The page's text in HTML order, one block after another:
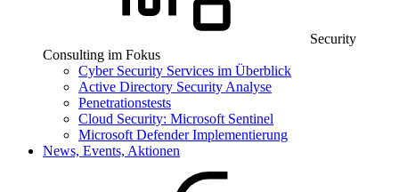
Security
Consulting im Fokus
Cyber Security Services im Überblick
Active Directory Security Analyse
Penetrationstests
Cloud Security: Microsoft Sentinel
Microsoft Defender Implementierung
News, Events, Aktionen